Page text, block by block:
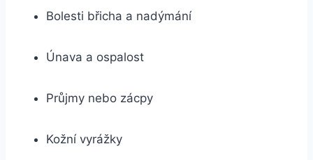
Bolesti břicha a nadýmání
Únava a ospalost
Průjmy nebo zácpy
Kožní vyrážky